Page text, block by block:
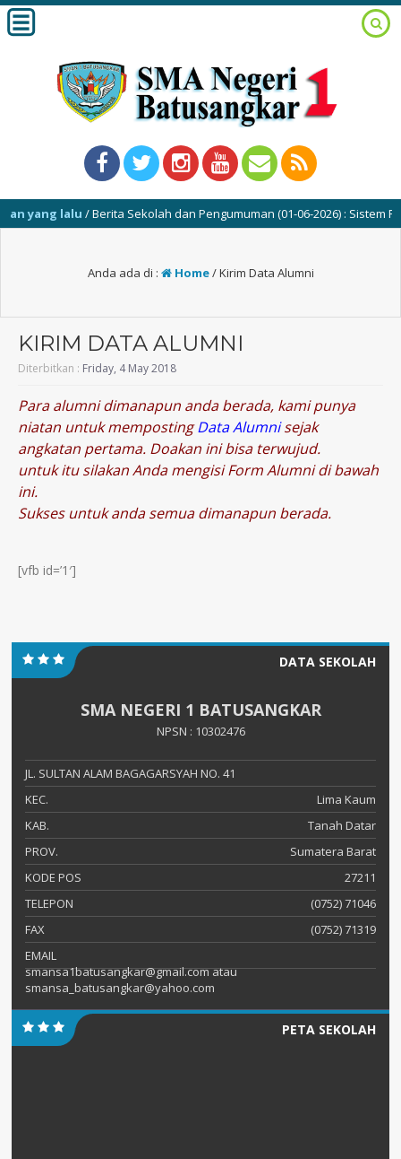
yang lalu/ Berita Sekolah dan Pengumuman (01-06-2026) : Sistem
Anda ada di : Home/Kirim Data Alumni
KIRIM DATA ALUMNI
Diterbitkan : Friday, 4 May 2018
Para alumni dimanapun anda berada, kami punya
niatan untuk mempostingData Alumnisejak
angkatan pertama. Doakan ini bisa terwujud.
untuk itu silakan Anda mengisi Form Alumni di bawah
ini.
Sukses untuk anda semua dimanapun berada.
[vfb id=’1′]
DATA SEKOLAH
SMA NEGERI 1 BATUSANGKAR
NPSN : 10302476
JL. SULTAN ALAM BAGAGARSYAH NO. 41
KEC.
Lima Kaum
KAB.
Tanah Datar
PROV.
Sumatera Barat
KODE POS
27211
TELEPON
(0752) 71046
FAX
(0752) 71319
EMAIL
smansa1batusangkar@gmail.com atau
smansa_batusangkar@yahoo.com
PETA SEKOLAH